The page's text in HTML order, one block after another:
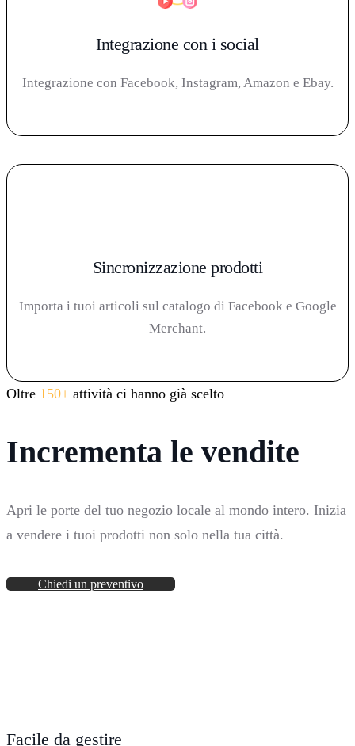
Integrazione con i social
Integrazione con Facebook, Instagram, Amazon e Ebay.
Sincronizzazione prodotti
Importa i tuoi articoli sul catalogo di Facebook e Google
Merchant.
Oltre 150+ attività ci hanno già scelto
Incrementa le vendite
Apri le porte del tuo negozio locale al mondo intero. Inizia
a vendere i tuoi prodotti non solo nella tua città.
Chiedi un preventivo
Facile da gestire